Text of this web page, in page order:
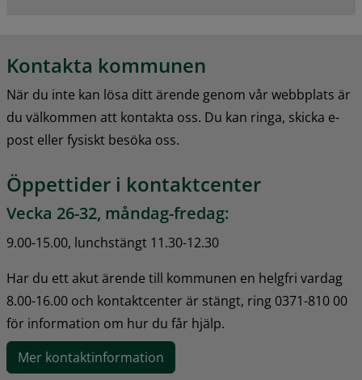
Kontakta kommunen
När du inte kan lösa ditt ärende genom vår webbplats är
du välkommen att kontakta oss. Du kan ringa, skicka e-
post eller fysiskt besöka oss.
Öppettider i kontaktcenter
Vecka 26-32, måndag-fredag:
9.00-15.00, lunchstängt 11.30-12.30
Har du ett akut ärende till kommunen en helgfri vardag
8.00-16.00 och kontaktcenter är stängt, ring 0371-810 00
för information om hur du får hjälp.
Mer kontaktinformation